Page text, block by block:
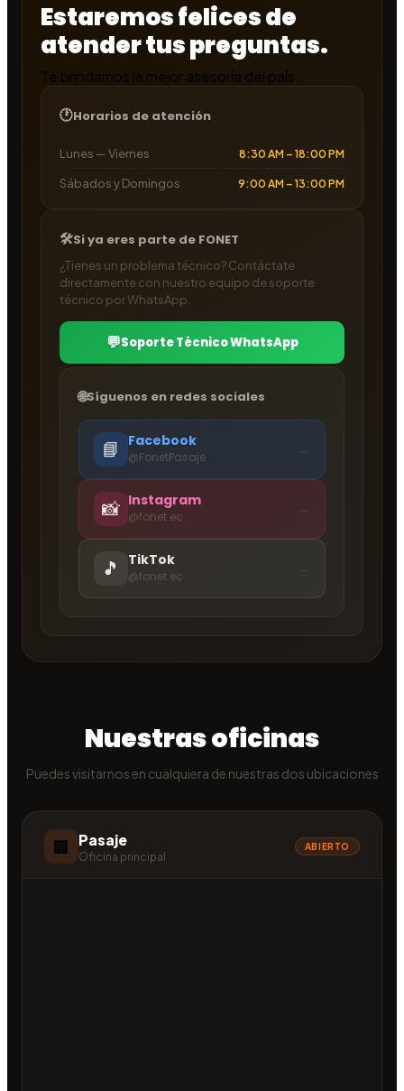
Estaremos felices de
atender tus preguntas.
Te brindamos la mejor asesoría del país.
Horarios de atención
Lunes — Viernes 8:30 AM – 18:00 PM
Sábados y Domingos 9:00 AM – 13:00 PM
Si ya eres parte de FONET
¿Tienes un problema técnico? Contáctate
directamente con nuestro equipo de soporte
técnico por WhatsApp.
Soporte Técnico WhatsApp
Síguenos en redes sociales
📘 Facebook
@FonetPasaje →
📸 Instagram
@fonet.ec →
🎵 TikTok
@fonet.ec
Nuestras oficinas
Puedes visitarnos en cualquiera de nuestras dos ubicaciones
🏢 Pasaje
Oficina principal
ABIERTO